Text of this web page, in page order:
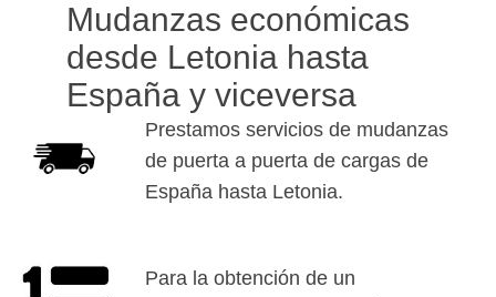
Mudanzas económicas
desde Letonia hasta
España y viceversa
Prestamos servicios de mudanzas
de puerta a puerta de cargas de
España hasta Letonia.
Para la obtención de un